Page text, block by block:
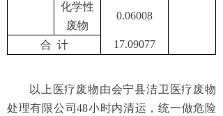
化学性
废物
0.06008
合 计 17.09077
以上医疗废物由会宁县洁卫医疗废物
处理有限公司48小时内清运，统一做危险